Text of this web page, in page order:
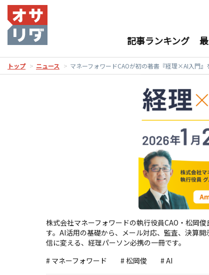
記事ランキング
トップ ニュース マネーフォワードCAOが初の著書『経理×AI入門
株式会社マネーフォワードの執行役員CAO・松岡
す。AI活用の基礎から、メール対応、監査、決算
信に変える、経理パーソン必携の一冊です。
# マネーフォワード
# 松岡俊 # AI